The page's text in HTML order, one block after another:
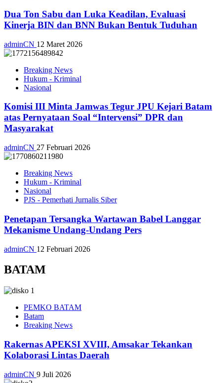
Dua Ton Sabu dan Luka Keadilan, Evaluasi
Kinerja BIN dan BNN Bukan Bentuk Tuduhan
adminCN 12 Maret 2026
Breaking News
Hukum - Kriminal
Nasional
Komisi III Minta Jamwas Tegur JPU Kejari Batam
atas Pernyataan Soal “Intervensi” DPR dan
Masyarakat
adminCN 27 Februari 2026
Breaking News
Hukum - Kriminal
Nasional
PJS - Pemerhati Jurnalis Siber
Penetapan Tersangka Wartawan Babel Langgar
Mekanisme Undang-Undang Pers
adminCN 12 Februari 2026
BATAM
PEMKO BATAM
Batam
Breaking News
Rakernas APEKSI XVIII, Amsakar Tekankan
Kolaborasi Lintas Daerah
adminCN 9 Juli 2026